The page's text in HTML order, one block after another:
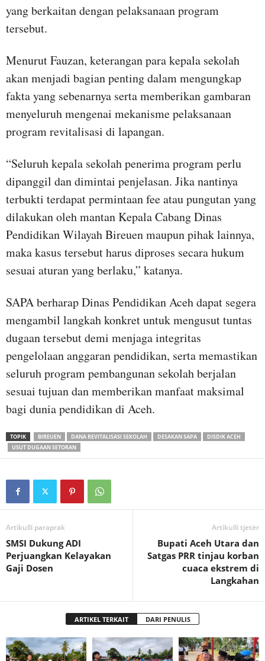
yang berkaitan dengan pelaksanaan program
tersebut.
Menurut Fauzan, keterangan para kepala sekolah
akan menjadi bagian penting dalam mengungkap
fakta yang sebenarnya serta memberikan gambaran
menyeluruh mengenai mekanisme pelaksanaan
program revitalisasi di lapangan.
“Seluruh kepala sekolah penerima program perlu
dipanggil dan dimintai penjelasan. Jika nantinya
terbukti terdapat permintaan fee atau pungutan yang
dilakukan oleh mantan Kepala Cabang Dinas
Pendidikan Wilayah Bireuen maupun pihak lainnya,
maka kasus tersebut harus diproses secara hukum
sesuai aturan yang berlaku,” katanya.
SAPA berharap Dinas Pendidikan Aceh dapat segera
mengambil langkah konkret untuk mengusut tuntas
dugaan tersebut demi menjaga integritas
pengelolaan anggaran pendidikan, serta memastikan
seluruh program pembangunan sekolah berjalan
sesuai tujuan dan memberikan manfaat maksimal
bagi dunia pendidikan di Aceh.
TOPIK BIREUEN DANA REVITALISASI SEKOLAH DESAKAN SAPA
DISDIK ACEH
USUT DUGAAN SETORAN
Artikulli paraprak
SMSI Dukung ADI
Perjuangkan Kelayakan
Gaji Dosen
Artikulli tjetër
Bupati Aceh Utara dan
Satgas PRR tinjau korban
cuaca ekstrem di
Langkahan
ARTIKEL TERKAIT DARI PENULIS